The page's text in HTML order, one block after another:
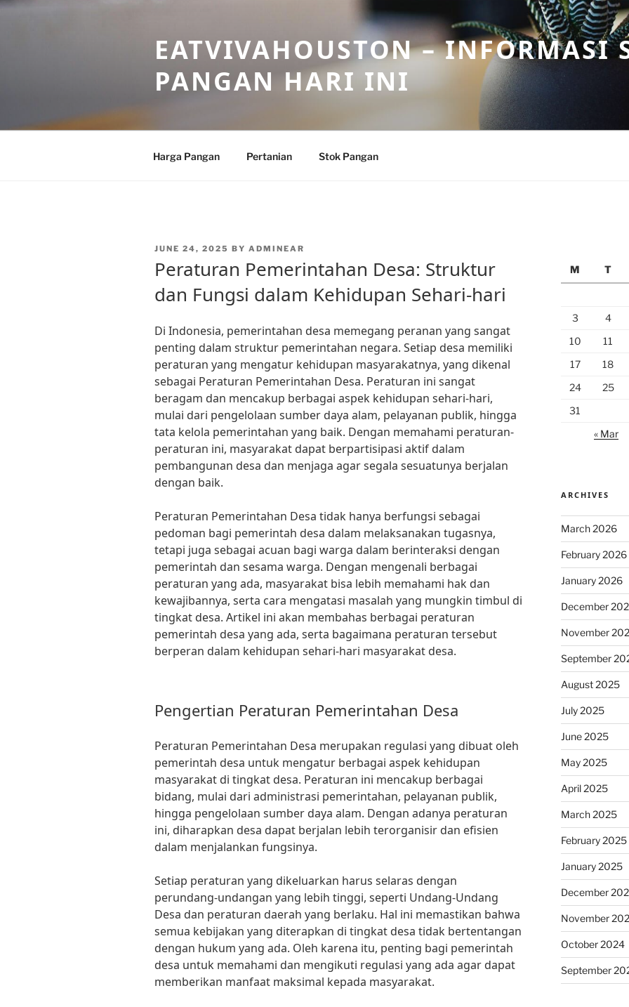
Skip
EATVIVAHOUSTON – INFORMASI
PANGAN HARI INI
Harga Pangan Pertanian Stok Pangan
POSTED
JUNE 24, 2025 BY ADMINEAR
Peraturan Pemerintahan Desa: Struktur
dan Fungsi dalam Kehidupan Sehari-hari
Di Indonesia, pemerintahan desa memegang peranan yang sangat
penting dalam struktur pemerintahan negara. Setiap desa memiliki
peraturan yang mengatur kehidupan masyarakatnya, yang dikenal
sebagai Peraturan Pemerintahan Desa. Peraturan ini sangat
beragam dan mencakup berbagai aspek kehidupan sehari-hari,
mulai dari pengelolaan sumber daya alam, pelayanan publik, hingga
tata kelola pemerintahan yang baik. Dengan memahami peraturan-
peraturan ini, masyarakat dapat berpartisipasi aktif dalam
pembangunan desa dan menjaga agar segala sesuatunya berjalan
dengan baik.
Peraturan Pemerintahan Desa tidak hanya berfungsi sebagai
pedoman bagi pemerintah desa dalam melaksanakan tugasnya,
tetapi juga sebagai acuan bagi warga dalam berinteraksi dengan
pemerintah dan sesama warga. Dengan mengenali berbagai
peraturan yang ada, masyarakat bisa lebih memahami hak dan
kewajibannya, serta cara mengatasi masalah yang mungkin timbul di
tingkat desa. Artikel ini akan membahas berbagai peraturan
pemerintah desa yang ada, serta bagaimana peraturan tersebut
berperan dalam kehidupan sehari-hari masyarakat desa.
Pengertian Peraturan Pemerintahan Desa
Peraturan Pemerintahan Desa merupakan regulasi yang dibuat oleh
pemerintah desa untuk mengatur berbagai aspek kehidupan
masyarakat di tingkat desa. Peraturan ini mencakup berbagai
bidang, mulai dari administrasi pemerintahan, pelayanan publik,
hingga pengelolaan sumber daya alam. Dengan adanya peraturan
ini, diharapkan desa dapat berjalan lebih terorganisir dan efisien
dalam menjalankan fungsinya.
Setiap peraturan yang dikeluarkan harus selaras dengan
perundang-undangan yang lebih tinggi, seperti Undang-Undang
Desa dan peraturan daerah yang berlaku. Hal ini memastikan bahwa
semua kebijakan yang diterapkan di tingkat desa tidak bertentangan
dengan hukum yang ada. Oleh karena itu, penting bagi pemerintah
desa untuk memahami dan mengikuti regulasi yang ada agar dapat
memberikan manfaat maksimal kepada masyarakat.
M
T
3
4
10
11
17
18
24
25
31
« Mar
ARCHIVES
March 2026
February 2026
January 2026
December
November
September
August 2025
July 2025
June 2025
May 2025
April 2025
March 2025
February 2025
January 2025
December
November
October 2024
September